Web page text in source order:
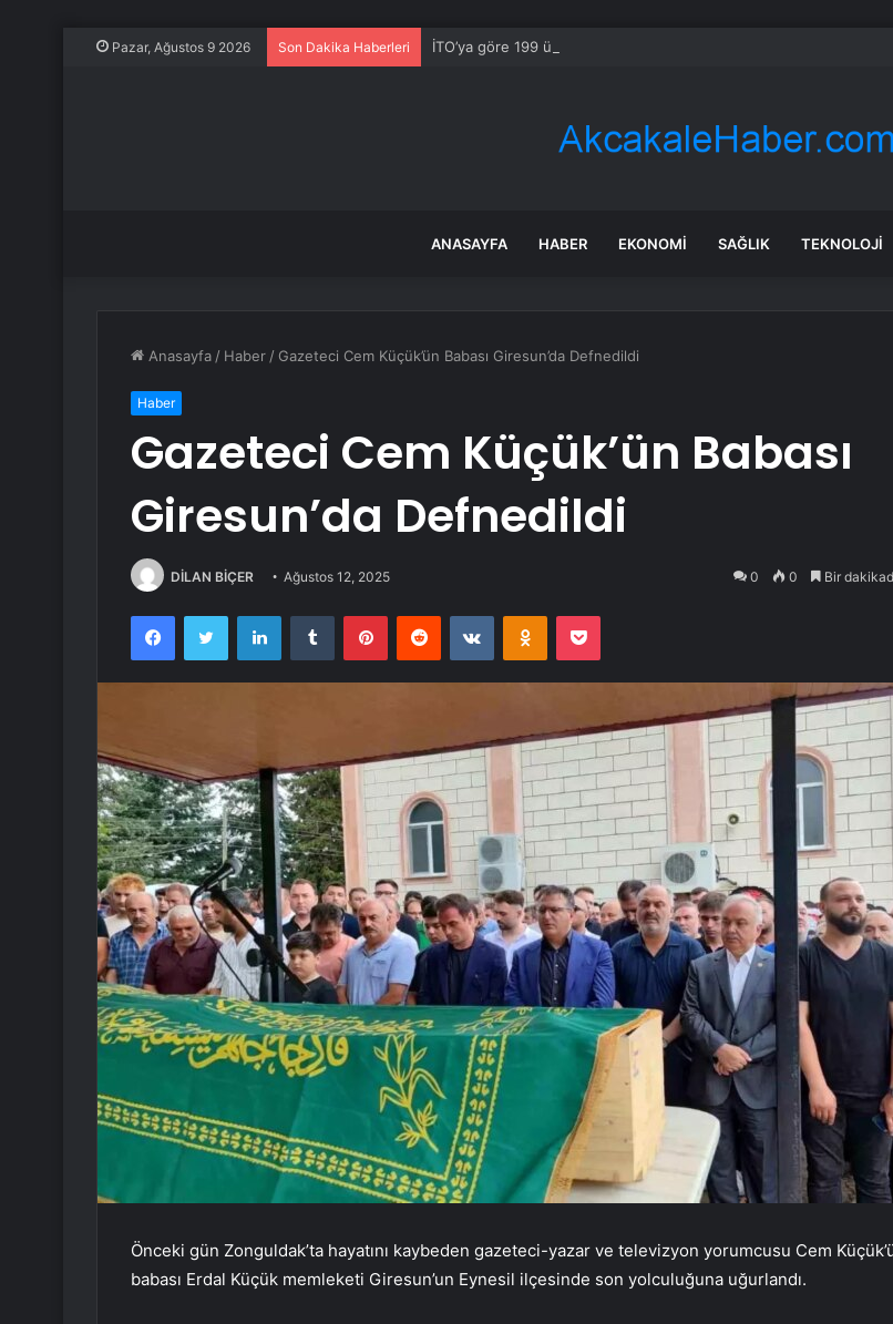
Pazar, Ağustos 9 2026 Son Dakika Haberleri İTO’ya göre 199 ürünün fiyatı arttı
ANASAYFA HABER EKONOMI SAĞLIK TEKNOLOJI
Anasayfa / Haber / Gazeteci Cem Küçük’ün Babası Giresun’da Defnedildi
Haber
Gazeteci Cem Küçük’ün Babası
Giresun’da Defnedildi
DİLAN BİÇER Ağustos 12, 2025 0 0 Bir
FacebookTwitter LinkedInTumblr PinterestReddit VKontakteOdnoklassniki
Pocket
Önceki gün Zonguldak’ta hayatını kaybeden gazeteci-yazar ve televizyon yorumcusu Cem
babası Erdal Küçük memleketi Giresun’un Eynesil ilçesinde son yolculuğuna uğurlandı.